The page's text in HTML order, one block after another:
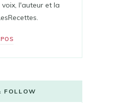
voix, l'auteur et la
FOLLOW